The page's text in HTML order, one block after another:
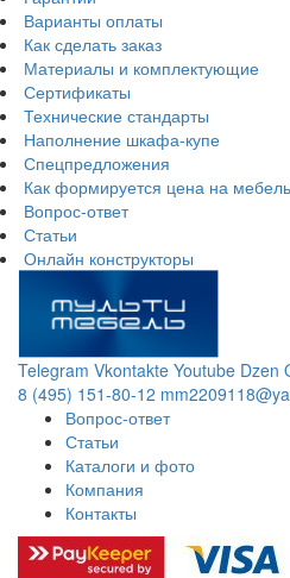
Варианты оплаты
Как сделать заказ
Материалы и комплектующие
Сертификаты
Технические стандарты
Наполнение шкафа-купе
Спецпредложения
Как формируется цена на
Вопрос-ответ
Статьи
Онлайн конструкторы
Telegram Vkontakte Youtube Dzen
8 (495) 151-80-12
Вопрос-ответ
Статьи
Каталоги и фото
Компания
Контакты